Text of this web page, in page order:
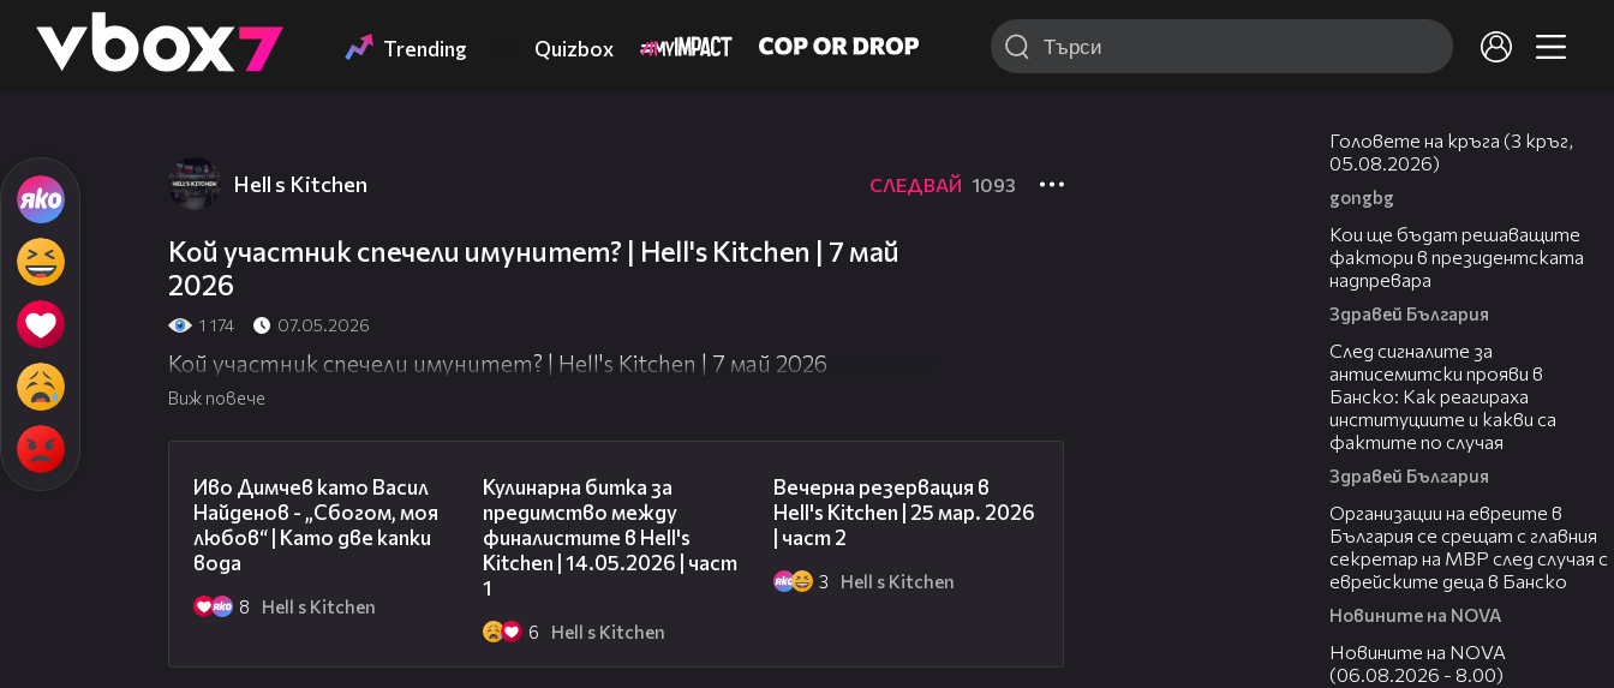
👾 Trending Quizbox
Hell s Kitchen СЛЕДВАЙ 1093
Кой участник спечели имунитет? | Hell's Kitchen | 7 май
2026
1 174 07.05.2026
Кой участник спечели имунитет? | Hell's Kitchen | 7 май 2026
Виж повече
Иво Димчев като Васил
Найденов - „Сбогом, моя
любов“ | Като две капки
вода
8 Hell s Kitchen
Кулинарна битка за
предимство между
финалистите в Hell's
Kitchen | 14.05.2026 | част
1
6 Hell s Kitchen
Вечерна резервация в
Hell's Kitchen | 25 мар. 2026
| част 2
3 Hell s Kitchen
Головете на кръга (3 кръг,
05.08.2026)
gongbg
Кои ще бъдат решаващите
фактори в президентската
надпревара
Здравей България
След сигналите за
антисемитски прояви в
Банско: Как реагираха
институциите и какви са
фактите по случая
Здравей България
Организации на евреите в
България се срещат с главния
секретар на МВР след случая с
еврейските деца в Банско
Новините на NOVA
Новините на NOVA
(06.08.2026 - 8.00)